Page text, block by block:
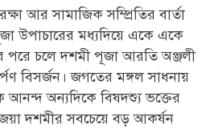
আর সামাজিক সম্প্রিতির বার্তা
উপাচারের মধ্যদিয়ে একে একে
পরে চলে দশমী পূজা আরতি অঞ্জলী
বিসর্জন। জগতের মঙ্গল সাধনায়
আনন্দ অন্যদিকে বিষদশ্যু ভক্তের
দশমীর সবচেয়ে বড় আকর্ষন